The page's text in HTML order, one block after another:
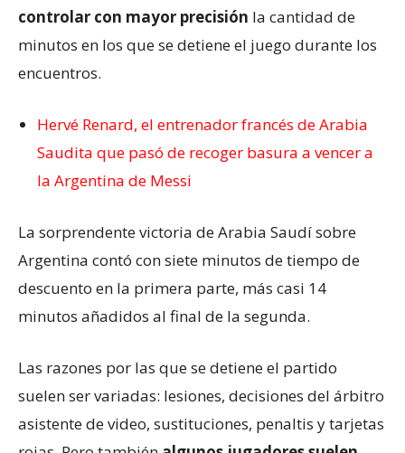
controlar con mayor precisión la cantidad de
minutos en los que se detiene el juego durante los
encuentros.
Hervé Renard, el entrenador francés de Arabia
Saudita que pasó de recoger basura a vencer a
la Argentina de Messi
La sorprendente victoria de Arabia Saudí sobre
Argentina contó con siete minutos de tiempo de
descuento en la primera parte, más casi 14
minutos añadidos al final de la segunda.
Las razones por las que se detiene el partido
suelen ser variadas: lesiones, decisiones del árbitro
asistente de video, sustituciones, penaltis y tarjetas